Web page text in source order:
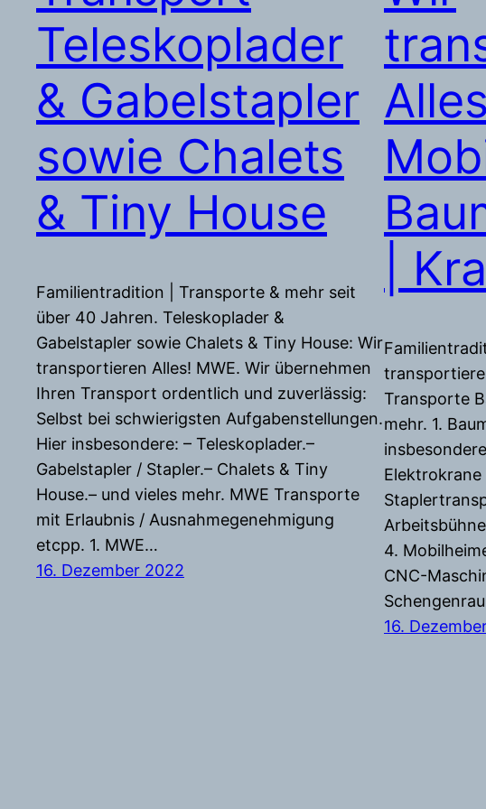
Teleskoplader
& Gabelstapler
sowie Chalets
& Tiny House
Familientradition | Transporte & mehr seit
über 40 Jahren. Teleskoplader &
Gabelstapler sowie Chalets & Tiny House: Wir
transportieren Alles! MWE. Wir übernehmen
Ihren Transport ordentlich und zuverlässig:
Selbst bei schwierigsten Aufgabenstellungen.
Hier insbesondere: – Teleskoplader.–
Gabelstapler / Stapler.– Chalets & Tiny
House.– und vieles mehr. MWE Transporte
mit Erlaubnis / Ausnahmegenehmigung
etcpp. 1. MWE…
16. Dezember 2022
Alles
|
Transporte
mehr. 1.
4.
CNC-
16.